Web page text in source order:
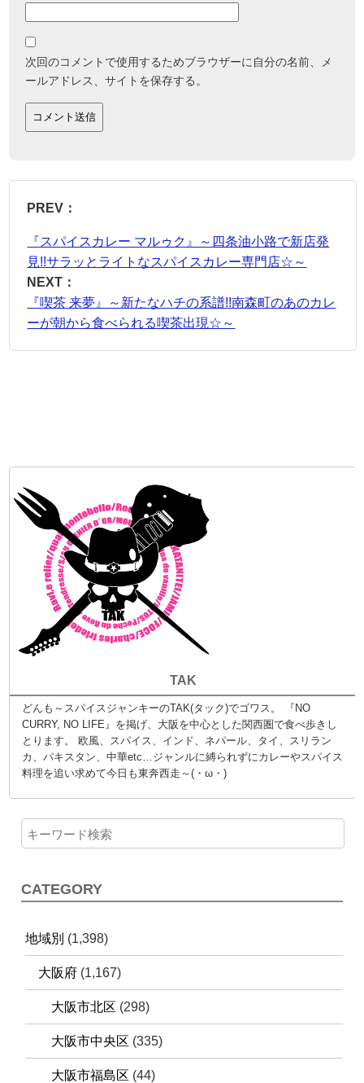
次回のコメントで使用するためブラウザーに自分の名前、メ
ールアドレス、サイトを保存する。
PREV：
『スパイスカレー マルゥク』～四条油小路で新店発
見!!サラッとライトなスパイスカレー専門店☆～
NEXT：
『喫茶 来夢』～新たなハチの系譜!!南森町のあのカレ
ーが朝から食べられる喫茶出現☆～
TAK
どんも～スパイスジャンキーのTAK(タック)でゴワス。 『NO
CURRY, NO LIFE』を掲げ、大阪を中心とした関西圏で食べ歩きし
とります。 欧風、スパイス、インド、ネパール、タイ、スリラン
カ、パキスタン、中華etc…ジャンルに縛られずにカレーやスパイス
料理を追い求めて今日も東奔西走～(・ω・)
CATEGORY
地域別 (1,398)
大阪府 (1,167)
大阪市北区 (298)
大阪市中央区 (335)
大阪市福島区 (44)